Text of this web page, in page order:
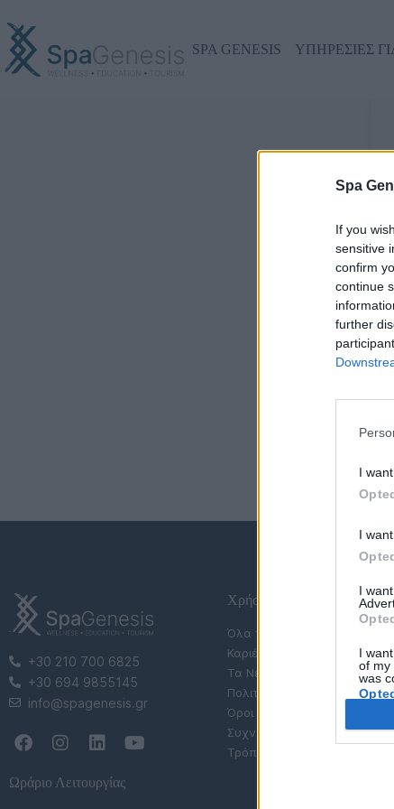
Spa
If you
sensitive
confirm
continue
further
I
I
I
I
of my
was
SPA GENESIS ΥΠΗΡΕΣΙΕΣ
+30 210 700 6825
+30 694 9855145
info@spagenesis.gr
Ωράριο Λειτουργίας
Χρήσιμες Σελίδες
Όλα τα Σεμινάρια
Καριέρα
Τα Νέα μας
Πολιτική Απορρήτου
Όροι Χρήσης Eshop
Συχνές Ερωτήσεις (FAQs)
Τρόποι Πληρωμής &